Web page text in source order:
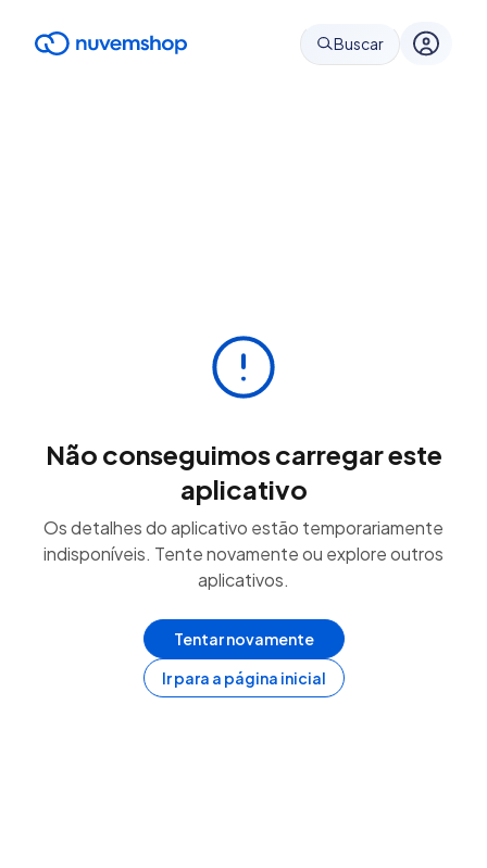
Buscar
Não conseguimos carregar este
aplicativo
Os detalhes do aplicativo estão temporariamente
indisponíveis. Tente novamente ou explore outros
aplicativos.
Tentar novamente
Ir para a página inicial